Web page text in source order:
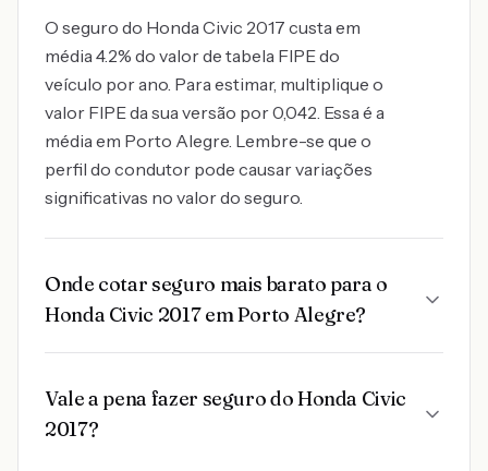
O seguro do Honda Civic 2017 custa em
média 4.2% do valor de tabela FIPE do
veículo por ano. Para estimar, multiplique o
valor FIPE da sua versão por 0,042. Essa é a
média em Porto Alegre. Lembre-se que o
perfil do condutor pode causar variações
significativas no valor do seguro.
Onde cotar seguro mais barato para o
Honda Civic 2017 em Porto Alegre?
Vale a pena fazer seguro do Honda Civic
2017?